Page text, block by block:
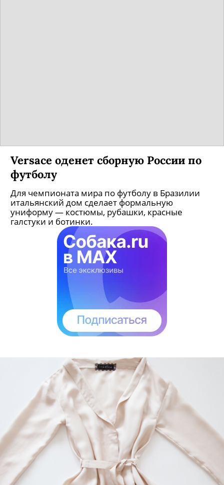
Versace оденет сборную России по
футболу
Для чемпионата мира по футболу в Бразилии
итальянский дом сделает формальную
униформу — костюмы, рубашки, красные
галстуки и ботинки.